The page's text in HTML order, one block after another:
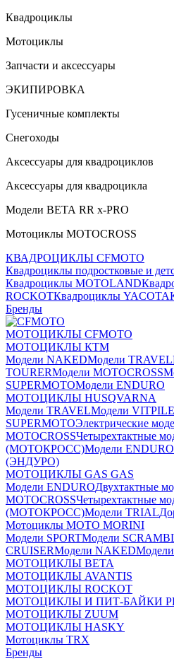
Квадроциклы
Мотоциклы
Запчасти и аксессуары
ЭКИПИРОВКА
Гусеничные комплекты
Снегоходы
Аксессуары для квадроциклов
Аксессуары для квадроцикла
Модели ВЕТА RR x-PRO
Мотоциклы MOTOCROSS
КВАДРОЦИКЛЫ CFMOTO
Квадроциклы подростковые и
Квадроциклы MOTOLAND
ROCKOTКвадроциклы YACOTA
Бренды
МОТОЦИКЛЫ CFMOTO
МОТОЦИКЛЫ КТМ
Модели NAKEDМодели TRAVEL
TOURERМодели MOTOCROSS
SUPERMOTOМодели ENDURO
МОТОЦИКЛЫ HUSQVARNA
Модели TRAVELМодели
SUPERMOTOЭлектрические
MOTOCROSSЧетырехтактные
(МОТОКРОСС)Модели ENDURO
(ЭНДУРО)
МОТОЦИКЛЫ GAS GAS
Модели ENDUROДвухтактные
MOTOCROSSЧетырехтактные
(МОТОКРОСС)Модели TRIAL
Мотоциклы MOTO MORINI
Модели SPORTМодели
CRUISERМодели NAKED
МОТОЦИКЛЫ BETA
МОТОЦИКЛЫ AVANTIS
МОТОЦИКЛЫ ROCKOT
МОТОЦИКЛЫ И ПИТ-БАЙКИ
МОТОЦИКЛЫ ZUUM
МОТОЦИКЛЫ HASKY
Мотоциклы TRX
Бренды